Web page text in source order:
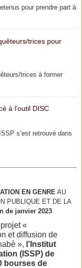
pour prendre part à
trices pour
trices à former
à l’outil DISC
s’est retrouvé dans
EN GENRE AU
PUBLIQUE ET DE LA
de janvier 2023
«
et diffusion de
», l’Institut
(ISSP) de
bourses de